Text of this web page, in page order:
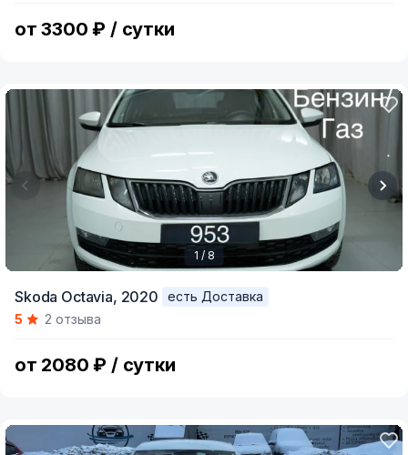
от 3300 ₽ / сутки
of
1 / 8
Skoda Octavia, 2020
есть Доставка
5
2 отзыва
от 2080 ₽ / сутки